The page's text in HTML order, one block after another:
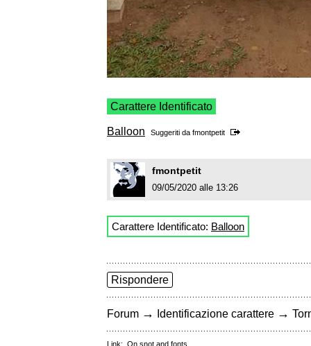
Carattere Identificato
Balloon Suggeriti da fmontpetit
fmontpetit
09/05/2020 alle 13:26
Carattere Identificato: Balloon
Rispondere
Forum → Identificazione carattere →
Link: On snot and fonts